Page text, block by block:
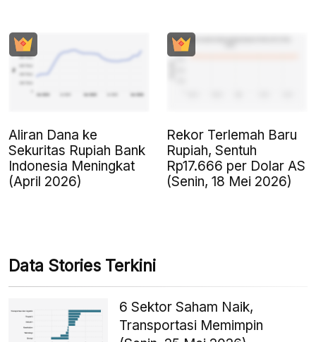
Aliran Dana ke
Sekuritas Rupiah Bank
Indonesia Meningkat
(April 2026)
Rekor Terlemah Baru
Rupiah, Sentuh
Rp17.666 per Dolar AS
(Senin, 18 Mei 2026)
Data Stories Terkini
6 Sektor Saham Naik,
Transportasi Memimpin